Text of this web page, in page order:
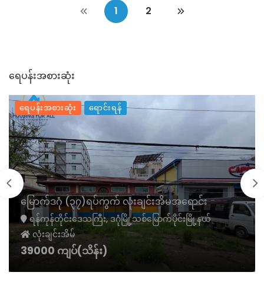
1 2
ရေပန်းအစားဆုံး
ရေပန်းအစားဆုံး ရောင်းရန်
မြောက်ဒဂုံ (၃၇)ရပ်ကွက် လုံးချင်းအိမအရောင်း
ရန်ကုန်တိုင်းဒေသကြီး, ဒဂုံမြို့သစ်မြောက်ပိုင်းမြို့နယ်
လုံးချင်းအိမ်
39000 ကျပ်(သိန်း)